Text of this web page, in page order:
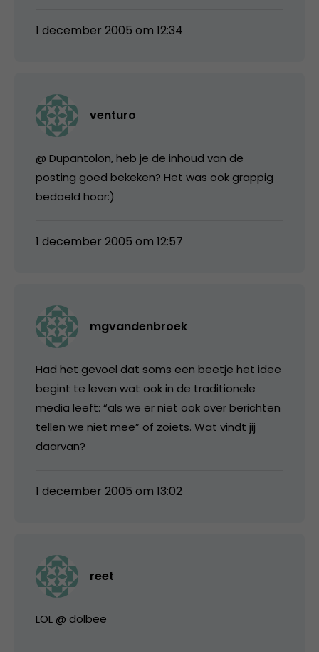
1 december 2005 om 12:34
venturo
@ Dupantolon, heb je de inhoud van de
posting goed bekeken? Het was ook grappig
bedoeld hoor:)
1 december 2005 om 12:57
mgvandenbroek
Had het gevoel dat soms een beetje het idee
begint te leven wat ook in de traditionele
media leeft: “als we er niet ook over berichten
tellen we niet mee” of zoiets. Wat vindt jij
daarvan?
1 december 2005 om 13:02
reet
LOL @ dolbee